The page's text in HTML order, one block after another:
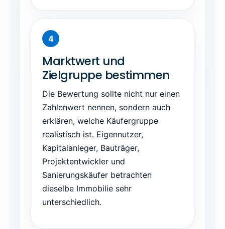
Marktwert und
Zielgruppe bestimmen
Die Bewertung sollte nicht nur einen
Zahlenwert nennen, sondern auch
erklären, welche Käufergruppe
realistisch ist. Eigennutzer,
Kapitalanleger, Bauträger,
Projektentwickler und
Sanierungskäufer betrachten
dieselbe Immobilie sehr
unterschiedlich.